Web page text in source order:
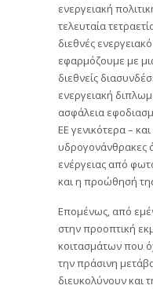
ενεργειακή
τελευταία
διεθνές
εφαρμόζουμε με
διεθνείς
ενεργειακή
ασφάλεια
ΕΕ γενικότερα –
υδρογονάνθρακες
ενέργειας από
και η προώθησή
Επομένως, από
στην προοπτική
κοιτασμάτων που
την πράσινη
διευκολύνουν και